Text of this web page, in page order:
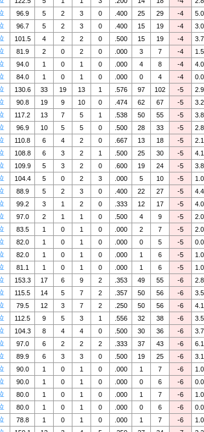
96.9 5 2 3 0 .400 25 29 -4
96.7 5 2 3 0 .400 15 19 -4
101.5 4 2 2 0 .500 15 19 -4
81.9 2 0 2 0 .000 3 7 -4
94.0 1 0 1 0 .000 4 8 -4
84.0 1 0 1 0 .000 0 4 -4
130.6 33 19 13 1 .576 97 102 -5
90.8 19 9 10 0 .474 62 67 -5
117.2 13 7 5 1 .538 50 55 -5
96.9 10 5 5 0 .500 28 33 -5
110.8 6 4 2 0 .667 13 18 -5
108.8 6 3 2 1 .500 25 30 -5
109.9 5 3 2 0 .600 19 24 -5
104.4 5 0 2 3 .000 5 10 -5
88.9 5 2 3 0 .400 22 27 -5
99.2 3 1 2 0 .333 12 17 -5
97.0 2 1 1 0 .500 4 9 -5
83.5 1 0 1 0 .000 2 7 -5
82.0 1 0 1 0 .000 0 5 -5
82.0 1 0 1 0 .000 1 6 -5
81.1 1 0 1 0 .000 1 6 -5
153.3 17 6 9 2 .353 49 55 -6
115.5 14 5 7 2 .357 50 56 -6
79.5 12 3 7 2 .250 50 56 -6
112.5 9 5 3 1 .556 32 38 -6
104.3 8 4 4 0 .500 30 36 -6
97.0 6 2 2 2 .333 37 43 -6
89.9 6 3 3 0 .500 19 25 -6
90.0 1 0 1 0 .000 1 7 -6
90.0 1 0 1 0 .000 0 6 -6
80.0 1 0 1 0 .000 1 7 -6
80.0 1 0 1 0 .000 0 6 -6
78.8 1 0 1 0 .000 1 7 -6